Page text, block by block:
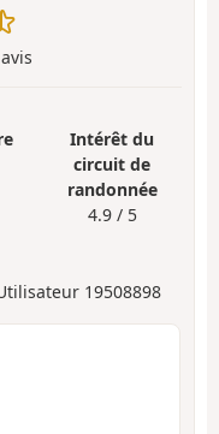
avis
Intérêt du
circuit de
randonnée
4.9 / 5
19508898